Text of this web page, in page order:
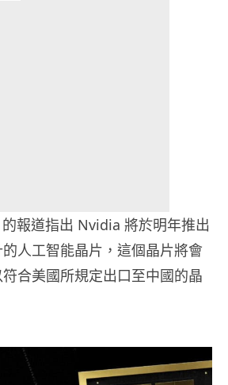
報道指出 Nvidia 將於明年推出
人工智能晶片，這個晶片將會
合美國所規定出口至中國的晶